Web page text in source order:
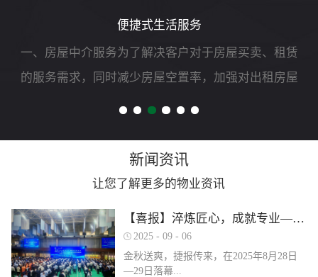
便捷式生活服务
一、房屋中介服务为了解决客户对于房屋买卖、租赁
的服务需求，同时减少房屋空置率，加强对出租房屋
自助洗车服务随着...
新闻资讯
让您了解更多的物业资讯
【喜报】淬炼匠心，成就专业——西安锦江物业在“锦天物业杯”技能竞赛中斩获佳绩
2025 - 09 - 06
金秋送爽，捷报传来，在2025年8月28日
—29日落幕...